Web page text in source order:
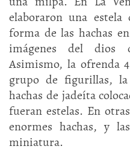
elaboraron una
forma de las hachas
imágenes del dios
Asimismo, la ofrenda
grupo de figurillas,
hachas de jadeíta
fueran estelas. En
enormes hachas, y
miniatura.